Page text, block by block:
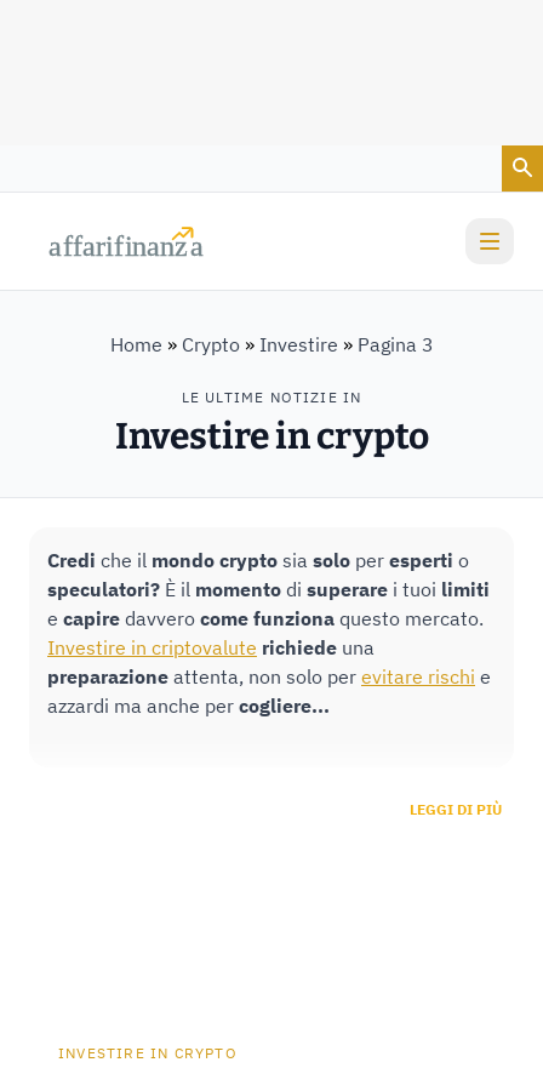
affarifinanza
affarifinanza
LE ULTIME NOTIZIE IN
Investire in crypto
Home » Crypto» Investire » Pagina 3
Credi che il mondo crypto sia solo per esperti o
speculatori? È il momento di superare i tuoi limiti
e capire davvero come funziona questo mercato.
Investire in criptovalute richiede una
preparazione attenta, non solo per evitare rischi e
azzardi ma anche per cogliere...
LEGGI DI PIÙ
INVESTIRE IN CRYPTO